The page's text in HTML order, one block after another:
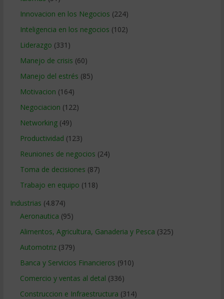
Innovacion en los Negocios (224)
Inteligencia en los negocios (102)
Liderazgo (331)
Manejo de crisis (60)
Manejo del estrés (85)
Motivacion (164)
Negociacion (122)
Networking(49)
Productividad (123)
Reuniones de negocios (24)
Toma de decisiones (87)
Trabajo en equipo (118)
Industrias (4.874)
Aeronautica (95)
Alimentos, Agricultura, Ganaderia y Pesca (325)
Automotriz(379)
Banca y Servicios Financieros (910)
Comercio y ventas al detal (336)
Construccion e Infraestructura (314)